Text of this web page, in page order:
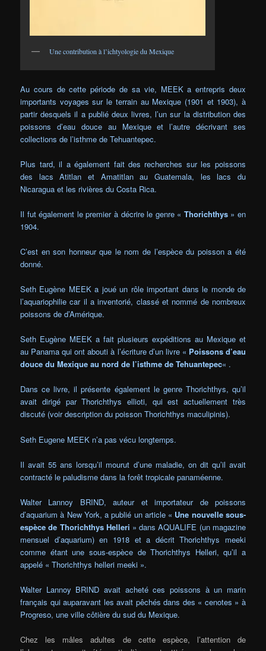
Une contribution à l’ichtyologie du Mexique
Au cours de cette période de sa vie, MEEK a entrepris deux
importants voyages sur le terrain au Mexique (1901 et 1903), à
partir desquels il a publié deux livres, l’un sur la distribution des
poissons d’eau douce au Mexique et l’autre décrivant ses
collections de l’isthme de Tehuantepec.
Plus tard, il a également fait des recherches sur les poissons
des lacs Atitlan et Amatitlan au Guatemala, les lacs du
Nicaragua et les rivières du Costa Rica.
Il fut également le premier à décrire le genre « Thorichthys» en
1904.
C’est en son honneur que le nom de l’espèce du poisson a été
donné.
Seth Eugène MEEK a joué un rôle important dans le monde de
l’aquariophilie car il a inventorié, classé et nommé de nombreux
poissons de d’Amérique.
Seth Eugène MEEK a fait plusieurs expéditions au Mexique et
au Panama qui ont abouti à l’écriture d’un livre « Poissons d’eau
douce du Mexique au nord de l’isthme de Tehuantepec« .
Dans ce livre, il présente également le genre Thorichthys, qu’il
avait dirigé par Thorichthys ellioti, qui est actuellement très
discuté (voir description du poisson Thorichthys maculipinis).
Seth Eugene MEEK n’a pas vécu longtemps.
Il avait 55 ans lorsqu’il mourut d’une maladie, on dit qu’il avait
contracté le paludisme dans la forêt tropicale panaméenne.
Walter Lannoy BRIND, auteur et importateur de poissons
d’aquarium à New York, a publié un article « Une nouvelle sous-
espèce de Thorichthys Helleri » dans AQUALIFE (un magazine
mensuel d’aquarium) en 1918 et a décrit Thorichthys meeki
comme étant une sous-espèce de Thorichthys Helleri, qu’il a
appelé « Thorichthys helleri meeki ».
Walter Lannoy BRIND avait acheté ces poissons à un marin
français qui auparavant les avait pêchés dans des « cenotes » à
Progreso, une ville côtière du sud du Mexique.
Chez les mâles adultes de cette espèce, l’attention de